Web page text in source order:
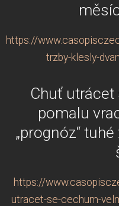
https://
trzby-klesly-
Chuť utrácet
pomalu
„prognóz“
https://
utracet-se-cechum-